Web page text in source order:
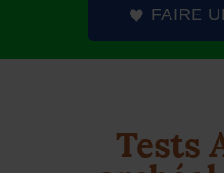
FAIRE
Tests